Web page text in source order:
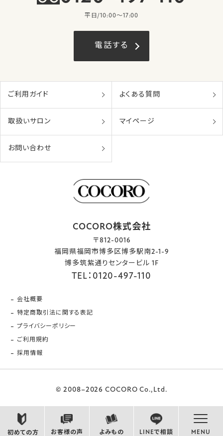
初めての方 お客様の声 よみもの LINEで相談 MENU
平日/10:00〜17:00
電話する
ご利用ガイド よくある質問
取扱いサロン マイページ
お問い合わせ
COCORO株式会社
〒812-0016
福岡県福岡市博多区博多駅南2-1-9
博多筑紫通りセンタービル 1F
TEL：0120-497-110
会社概要
特定商取引法に関する表記
プライバシーポリシー
ご利用規約
採用情報
© 2008–2026 COCORO Co.,Ltd.